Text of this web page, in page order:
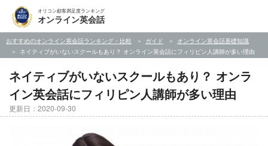
オリコン顧客満足度ランキング
オンライン英会話
おすすめのオンライン英会話ランキング・比較 ガイド
オンライン英会話基礎知識
ネイティブがいないスクールもあり？ オンライン英会話にフィリピン人講師が多い理由
ネイティブがいないスクールもあり？ オンラ
イン英会話にフィリピン人講師が多い理由
更新日：2020-09-30